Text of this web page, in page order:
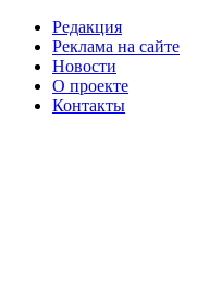
Редакция
Реклама на сайте
Новости
О проекте
Контакты